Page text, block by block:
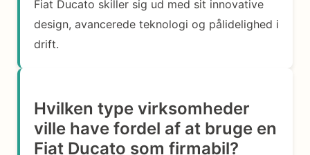
Fiat Ducato skiller sig ud med sit innovative
design, avancerede teknologi og pålidelighed i
drift.
Hvilken type virksomheder
ville have fordel af at bruge en
Fiat Ducato som firmabil?